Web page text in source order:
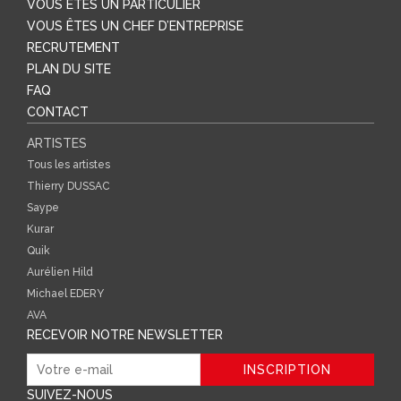
VOUS ÊTES UN PARTICULIER
VOUS ÊTES UN CHEF D’ENTREPRISE
RECRUTEMENT
PLAN DU SITE
FAQ
CONTACT
ARTISTES
Tous les artistes
Thierry DUSSAC
Saype
Kurar
Quik
Aurélien Hild
Michael EDERY
AVA
RECEVOIR NOTRE NEWSLETTER
SUIVEZ-NOUS